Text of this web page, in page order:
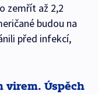
zemřít až 2,2
budou na
před infekcí,
virem. Úspěch